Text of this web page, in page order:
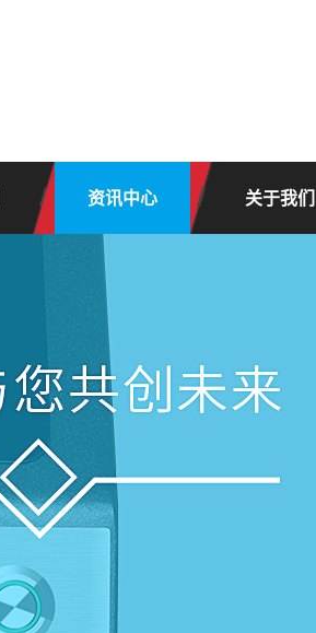
资讯中心 关于我们